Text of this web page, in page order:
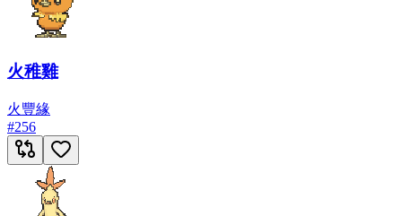
火稚雞
火豐緣
#256